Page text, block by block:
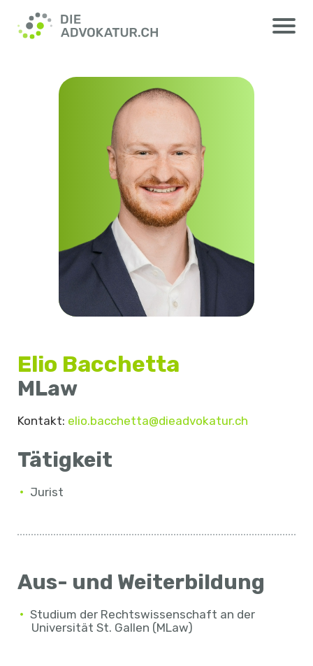
Elio Bacchetta, MLaw
Elio Bacchetta
MLaw
Kontakt: elio.bacchetta@dieadvokatur.ch
Tätigkeit
Jurist
Aus- und Weiterbildung
Studium der Rechtswissenschaft an der
Universität St. Gallen (MLaw)